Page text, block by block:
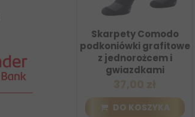
Skarpety Comodo
podkoniówki grafitowe
z jednorożcem i
gwiazdkami
DO KOSZYKA